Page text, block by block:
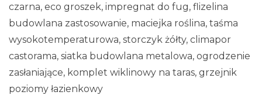
czarna, eco groszek, impregnat do fug, flizelina
budowlana zastosowanie, maciejka roślina, taśma
wysokotemperaturowa, storczyk żółty, climapor
castorama, siatka budowlana metalowa, ogrodzenie
zasłaniające, komplet wiklinowy na taras, grzejnik
poziomy łazienkowy